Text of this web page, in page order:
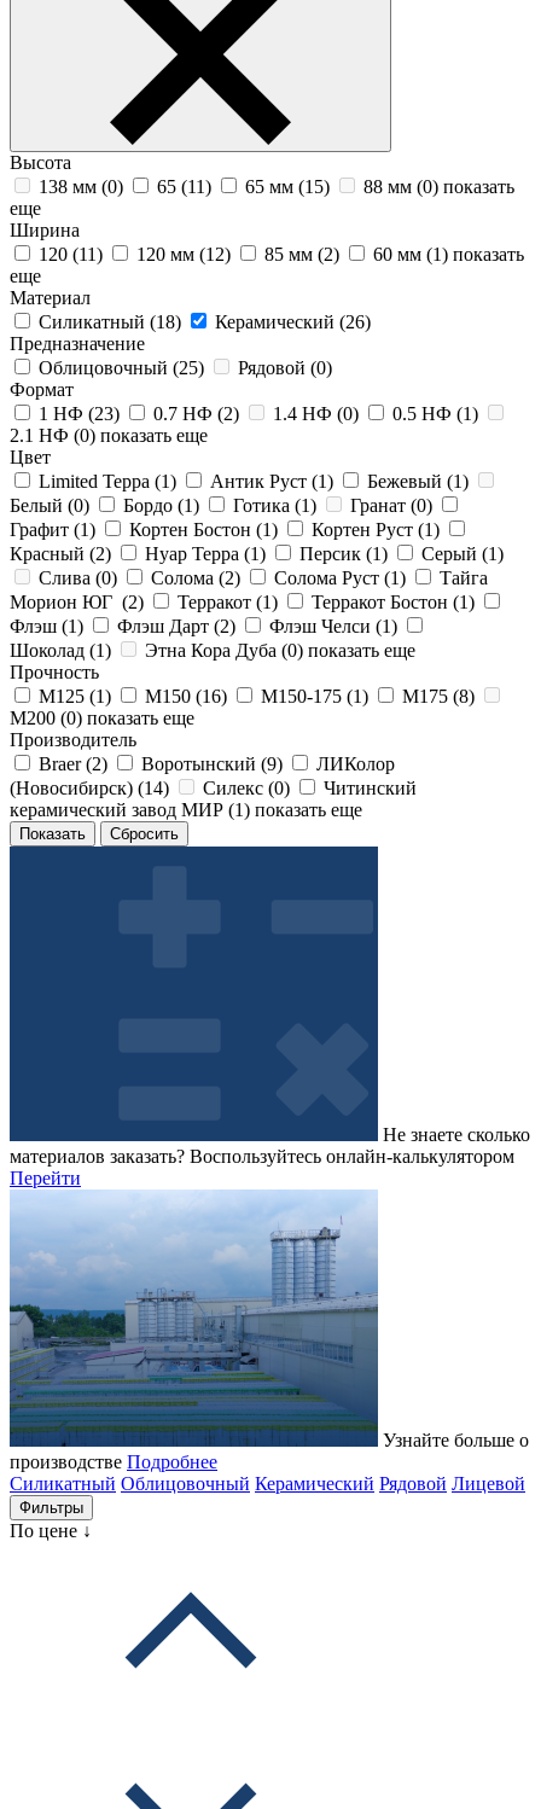
Высота
138 мм (0) 65 (11) 65 мм (15) 88 мм (0) показать
еще
Ширина
120 (11) 120 мм (12) 85 мм (2) 60 мм (1) показать
еще
Материал
Силикатный (18) Керамический (26)
Предназначение
Облицовочный (25) Рядовой (0)
Формат
1 НФ (23) 0.7 НФ (2) 1.4 НФ (0) 0.5 НФ (1)
2.1 НФ (0) показать еще
Цвет
Limited Терра (1) Антик Руст (1) Бежевый (1)
Белый (0) Бордо (1) Готика (1) Гранат (0)
Графит (1) Кортен Бостон (1) Кортен Руст (1)
Красный (2) Нуар Терра (1) Персик (1) Серый (1)
Слива (0) Солома (2) Солома Руст (1)
Тайга
Морион ЮГ (2) Терракот (1) Терракот Бостон (1)
Флэш (1) Флэш Дарт (2) Флэш Челси (1)
Шоколад (1) Этна Кора Дуба (0) показать еще
Прочность
М125 (1) М150 (16) М150-175 (1) М175 (8)
М200 (0) показать еще
Производитель
Braer (2) Воротынский (9)
ЛИКолор
(Новосибирск) (14) Силекс (0)
Читинский
керамический завод МИР (1) показать еще
Не знаете сколько
материалов заказать? Воспользуйтесь онлайн-калькулятором
Перейти
Узнайте больше о
производстве Подробнее
Силикатный Облицовочный Керамический Рядовой Лицевой
Фильтры
По цене ↓